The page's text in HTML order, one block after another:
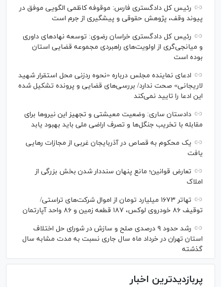
رئیس کل دادگستری فارس: موقوفه کاظمی الگویی موفق در
پیوند وقف، پژوهش حقوقی و پیشگیری از جرم است
رئیس کل دادگستری خراسان رضوی: توسعه نهاد‌های داوری
و میانجی‌گری از اولویت‌های راهبردی مجموعه قضایی استان
بوده است
ادعای نماینده مجلس درباره «نحوه ردزنی محل استقرار شهید
لاریجانی» صحت ندارد/ بررسی‌های قضایی و پرونده تشکیل شده
این ادعا را تایید نمی‌کند
دادستان ساری: وضعیت معیشتی و تجهیز این نیرو‌ها برای
مقابله با تخریب جنگل‌ها و تصرف اراضی ملی باید بهبود یابد
یک محکوم به قصاص در آذربایجان‌ غربی از مجازات رهایی
یافت
تعارض قوانین؛ مانع پنهان سنددار شدن بخش بزرگی از
املاک
تهاتر ۱۶۷۳ میلیارد تومان از اموال شرکت‌های تراستی/
توقیف ۸۶ خودروی لوکس، ۱۸۷ قطعه زمین و ۸۶ واحد آپارتمان
رشد حدود ۹ درصدی صلح و سازش در شورای حل اختلاف
استان تهران در خرداد ماه سال جاری نسبت به مدت مشابه سال
گذشته
پربازدیدترین اخبار